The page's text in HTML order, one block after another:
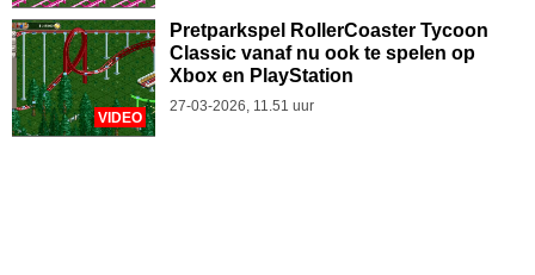
VIDEO
Pretparkspel RollerCoaster Tycoon
Classic vanaf nu ook te spelen op
Xbox en PlayStation
27-03-2026, 11.51 uur